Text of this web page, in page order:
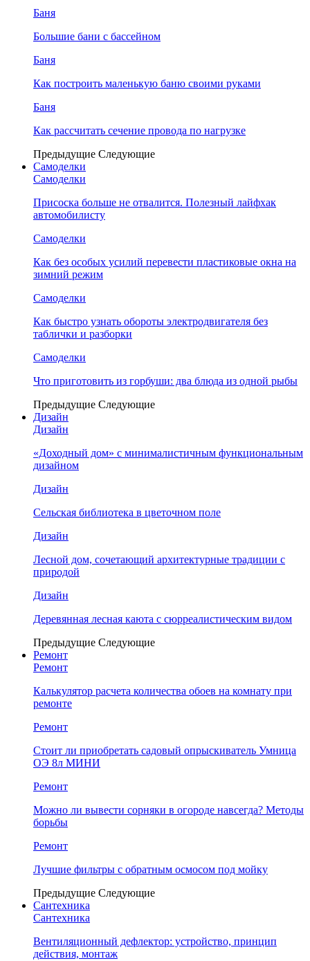
Баня
Большие бани с бассейном
Баня
Как построить маленькую баню своими руками
Баня
Как рассчитать сечение провода по нагрузке
Предыдущие Следующие
Самоделки
Самоделки
Присоска больше не отвалится. Полезный лайфхак
автомобилисту
Самоделки
Как без особых усилий перевести пластиковые окна на
зимний режим
Самоделки
Как быстро узнать обороты электродвигателя без
таблички и разборки
Самоделки
Что приготовить из горбуши: два блюда из одной рыбы
Предыдущие Следующие
Дизайн
Дизайн
«Доходный дом» с минималистичным функциональным
дизайном
Дизайн
Сельская библиотека в цветочном поле
Дизайн
Лесной дом, сочетающий архитектурные традиции с
природой
Дизайн
Деревянная лесная каюта с сюрреалистическим видом
Предыдущие Следующие
Ремонт
Ремонт
Калькулятор расчета количества обоев на комнату при
ремонте
Ремонт
Стоит ли приобретать садовый опрыскиватель Умница
ОЭ 8л МИНИ
Ремонт
Можно ли вывести сорняки в огороде навсегда? Методы
борьбы
Ремонт
Лучшие фильтры с обратным осмосом под мойку
Предыдущие Следующие
Сантехника
Сантехника
Вентиляционный дефлектор: устройство, принцип
действия, монтаж